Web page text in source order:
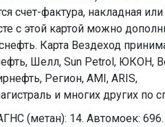
счет-фактура, накладная
с этой картой можно
Карта Вездеход
Шелл, Sun Petrol, ЮКОН,
Регион, AMI, ARIS,
и многих других по
(метан): 14. Автомоек: